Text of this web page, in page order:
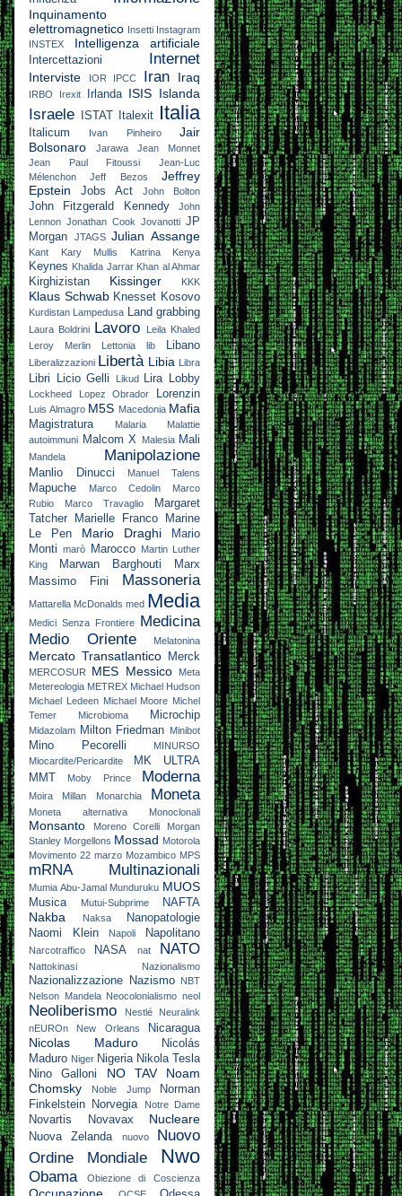
Inquinamento
elettromagnetico Insetti Instagram
INSTEX
Intelligenza artificiale
Intercettazioni Internet
Interviste IOR IPCC Iran Iraq
IRBO Irexit Irlanda ISIS Islanda
Israele ISTAT Italexit Italia
Italicum Ivan Pinheiro
Jair
Bolsonaro
Jarawa
Jean Monnet
Jean Paul Fitoussi
Jean-Luc
Mélenchon
Jeff Bezos
Jeffrey
Epstein
Jobs Act John Bolton
John Fitzgerald Kennedy
John
Lennon Jonathan Cook Jovanotti JP
Morgan
JTAGS Julian Assange
Kant Kary Mullis Katrina Kenya
Keynes Khalida Jarrar Khan al Ahmar
Kirghizistan Kissinger KKK
Klaus Schwab Knesset Kosovo
Kurdistan Lampedusa Land grabbing
Laura Boldrini Lavoro
Leila Khaled
Leroy Merlin
Lettonia lib Libano
Liberalizzazioni Libertà Libia Libra
Libri Licio Gelli Likud Lira Lobby
Lockheed Lopez Obrador Lorenzin
Luis Almagro M5S Macedonia Mafia
Magistratura Malaria
Malattie
autoimmuni Malcom X Malesia Mali
Mandela Manipolazione
Manlio Dinucci Manuel Talens
Mapuche Marco Cedolin
Marco
Rubio
Marco Travaglio
Margaret
Tatcher
Marielle Franco
Marine
Le Pen
Mario Draghi
Mario
Monti
marò Marocco
Martin Luther
King
Marwan Barghouti
Marx
Massimo Fini
Massoneria
Mattarella McDonalds med Media
Medici Senza Frontiere Medicina
Medio Oriente
Melatonina
Mercato Transatlantico Merck
MERCOSUR MES Messico
Meta
Metereologia METREX Michael Hudson
Michael Ledeen Michael Moore Michel
Temer
Microbioma Microchip
Midazolam Milton Friedman Minibot
Mino Pecorelli
MINURSO
Miocardite/Pericardite
MK ULTRA
MMT
Moby Prince Moderna
Moira Millan Monarchia Moneta
Moneta alternativa Monoclonali
Monsanto Moreno Corelli
Morgan
Stanley Morgellons Mossad Motorola
Movimento 22 marzo Mozambico MPS
mRNA Multinazionali
Mumia Abu-Jamal Munduruku MUOS
Musica Mutui-Subprime NAFTA
Nakba Naksa
Nanopatologie
Naomi Klein
Napoli Napolitano
Narcotraffico NASA nat NATO
Nattokinasi Nazionalismo
Nazionalizzazione Nazismo
NBT
Nelson Mandela Neocolonialismo neol
Neoliberismo Nestlé
Neuralink
nEUROn
New Orleans Nicaragua
Nicolas Maduro
Nicolás
Maduro Niger Nigeria Nikola Tesla
Nino Galloni
NO TAV
Noam
Chomsky
Noble Jump
Norman
Finkelstein
Norvegia Notre Dame
Novartis Novavax Nucleare
Nuova Zelanda nuovo
Nuovo
Ordine Mondiale
Nwo
Obama Obiezione di Coscienza